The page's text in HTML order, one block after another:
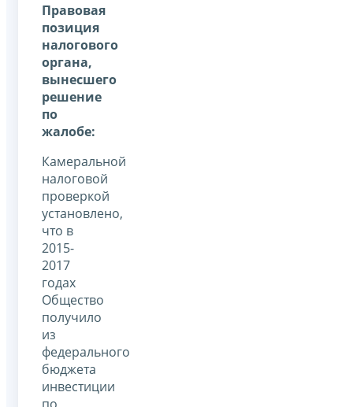
Правовая
позиция
налогового
органа,
вынесшего
решение
по
жалобе:
Камеральной
налоговой
проверкой
установлено,
что в
2015-
2017
годах
Общество
получило
из
федерального
бюджета
инвестиции
по